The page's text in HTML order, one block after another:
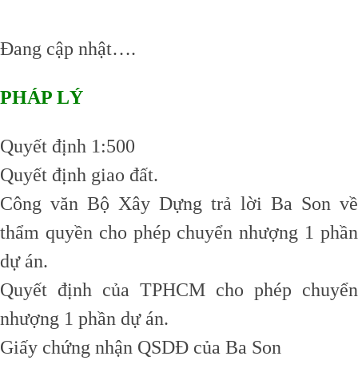
Đang cập nhật….
PHÁP LÝ
Quyết định 1:500
Quyết định giao đất.
Công văn Bộ Xây Dựng trả lời Ba Son về
thẩm quyền cho phép chuyển nhượng 1 phần
dự án.
Quyết định của TPHCM cho phép chuyển
nhượng 1 phần dự án.
Giấy chứng nhận QSDĐ của Ba Son